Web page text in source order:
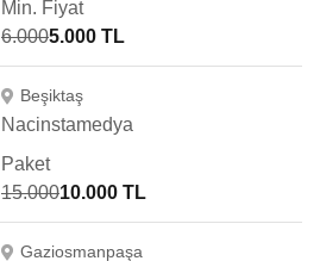
Min. Fiyat
6.0005.000 TL
Beşiktaş
Nacinstamedya
Paket
15.00010.000 TL
Gaziosmanpaşa